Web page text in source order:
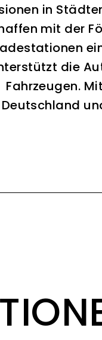
in
mit der
die
Fahrzeugen.
Deutschland